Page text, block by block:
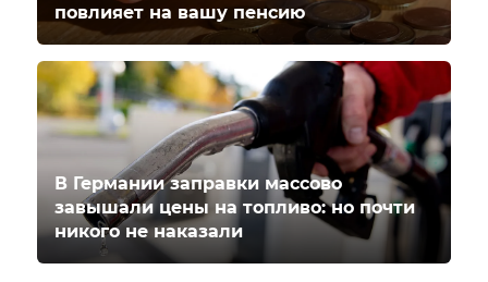
повлияет на вашу пенсию
В Германии заправки массово
завышали цены на топливо: но почти
никого не наказали